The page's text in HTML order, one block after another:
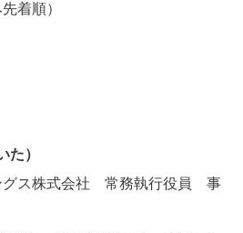
着順）
た）
グス株式会社 常務執行役員 事